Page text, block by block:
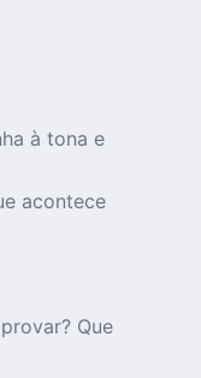
à tona e
acontece
Que